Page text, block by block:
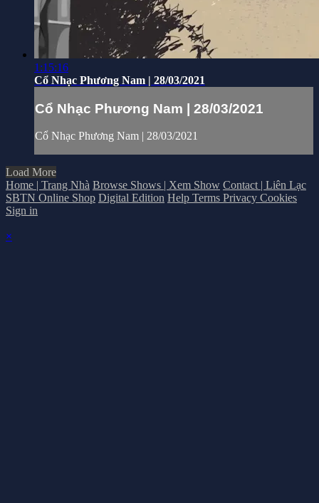
1:15:16
Cổ Nhạc Phương Nam | 28/03/2021
Cổ Nhạc Phương Nam | 28/03/2021
Cổ Nhạc Phương Nam | 28/03/2021
Load More
Home | Trang Nhà Browse Shows | Xem Show Contact | Liên Lạc
SBTN Online Shop Digital Edition Help Terms Privacy Cookies
Sign in
×